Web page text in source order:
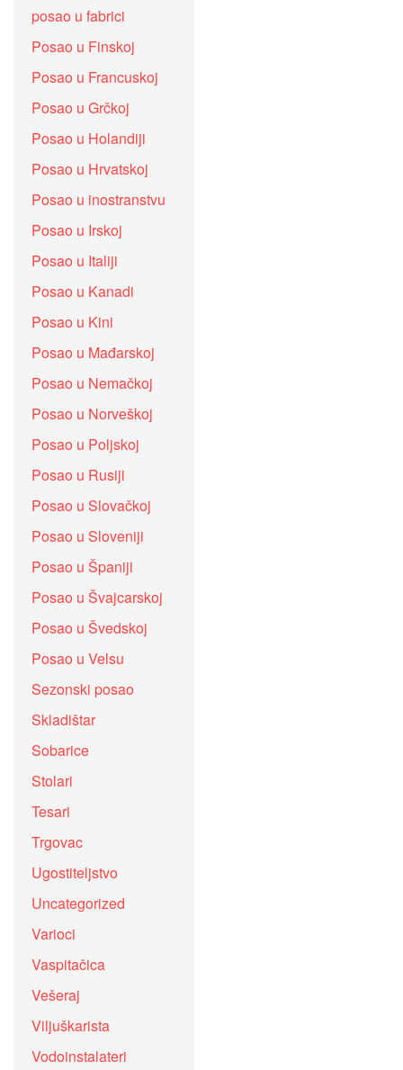
posao u fabrici
Posao u Finskoj
Posao u Francuskoj
Posao u Grčkoj
Posao u Holandiji
Posao u Hrvatskoj
Posao u inostranstvu
Posao u Irskoj
Posao u Italiji
Posao u Kanadi
Posao u Kini
Posao u Mađarskoj
Posao u Nemačkoj
Posao u Norveškoj
Posao u Poljskoj
Posao u Rusiji
Posao u Slovačkoj
Posao u Sloveniji
Posao u Španiji
Posao u Švajcarskoj
Posao u Švedskoj
Posao u Velsu
Sezonski posao
Skladištar
Sobarice
Stolari
Tesari
Trgovac
Ugostiteljstvo
Uncategorized
Varioci
Vaspitačica
Vešeraj
Viljuškarista
Vodoinstalateri